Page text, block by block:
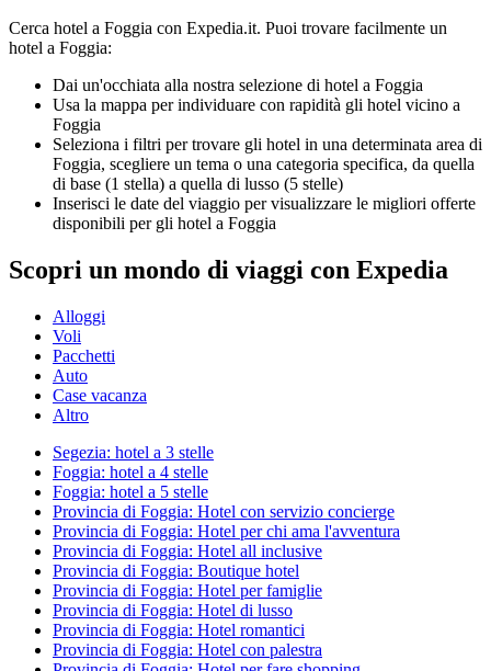
Cerca hotel a Foggia con Expedia.it. Puoi trovare facilmente un
hotel a Foggia:
Dai un'occhiata alla nostra selezione di hotel a Foggia
Usa la mappa per individuare con rapidità gli hotel vicino a
Foggia
Seleziona i filtri per trovare gli hotel in una determinata area di
Foggia, scegliere un tema o una categoria specifica, da quella
di base (1 stella) a quella di lusso (5 stelle)
Inserisci le date del viaggio per visualizzare le migliori offerte
disponibili per gli hotel a Foggia
Scopri un mondo di viaggi con Expedia
Alloggi
Voli
Pacchetti
Auto
Case vacanza
Altro
Segezia: hotel a 3 stelle
Foggia: hotel a 4 stelle
Foggia: hotel a 5 stelle
Provincia di Foggia: Hotel con servizio concierge
Provincia di Foggia: Hotel per chi ama l'avventura
Provincia di Foggia: Hotel all inclusive
Provincia di Foggia: Boutique hotel
Provincia di Foggia: Hotel per famiglie
Provincia di Foggia: Hotel di lusso
Provincia di Foggia: Hotel romantici
Provincia di Foggia: Hotel con palestra